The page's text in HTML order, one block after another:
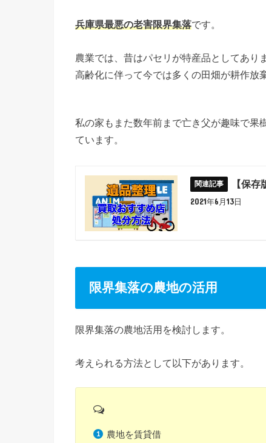
兵庫県最悪の老害限界集落です。
農業では、昔はパセリが特産品としてあり
高齢化に伴って今では多くの田畑が耕作放
私の家もまた数年前まで亡き父が趣味で果
ています。
【保
2021年6月13日
限界集落の農地の活用
限界集落の農地活用を検討します。
考えられる方法として以下があります。
農地を賃貸借